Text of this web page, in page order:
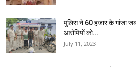
पुलिस ने 60 हजार के गांजा
आरोपियों को...
July 11, 2023